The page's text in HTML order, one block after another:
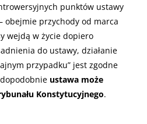
punktów ustawy
obejmie przychody od marca
wejdą w życie dopiero
do ustawy, działanie
przypadku” jest zgodne
ustawa może
Konstytucyjnego.